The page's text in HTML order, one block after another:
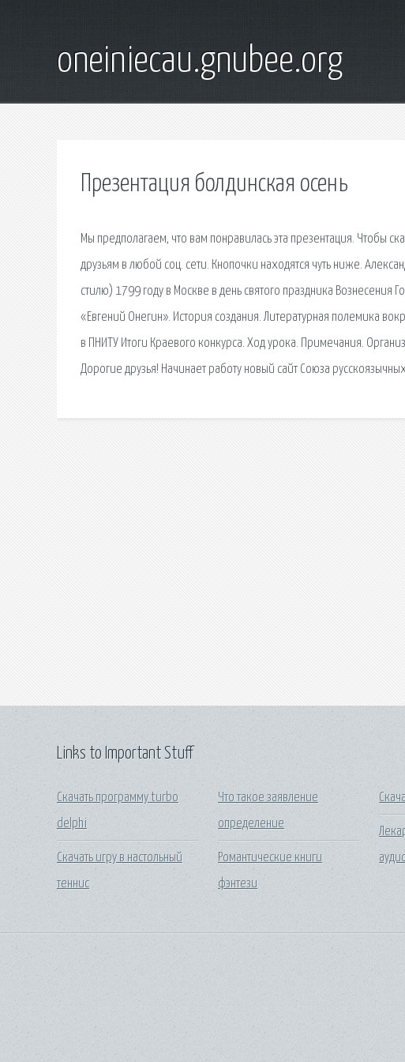
oneiniecau.gnubee.org
Презентация болдинская осень
Мы предполагаем, что вам понравилась эта презентация. Чтобы
друзьям в любой соц. сети. Кнопочки находятся чуть ниже.
стилю) 1799 году в Москве в день святого праздника Вознесения
«Евгений Онегин». История создания. Литературная полемика
в ПНИТУ Итоги Краевого конкурса. Ход урока. Примечания.
Дорогие друзья! Начинает работу новый сайт Союза
Links to Important Stuff
Скачать программу turbo
delphi
Скачать игру в настольный
теннис
Что такое заявление
определение
Романтические книги
фэнтези